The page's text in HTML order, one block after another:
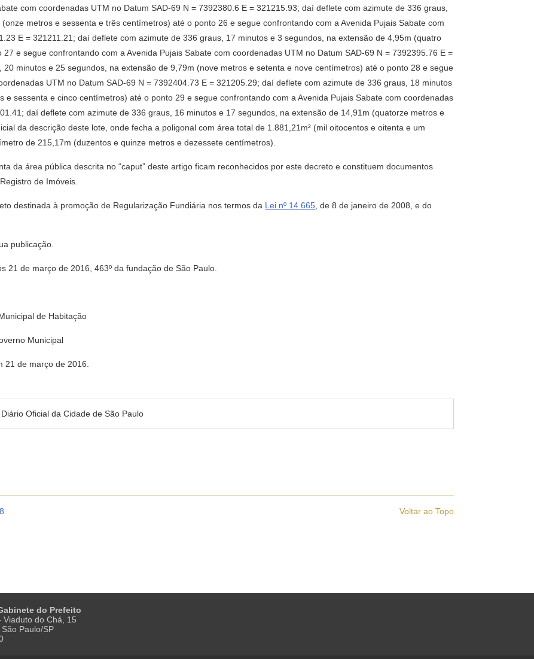
com coordenadas UTM no Datum SAD-69 N = 7392380.6 E = 321215.93; daí deflete com azimute de 336 graus,
metros e sessenta e três centímetros) até o ponto 26 e segue confrontando com a Avenida Pujais Sabate com
E = 321211.21; daí deflete com azimute de 336 graus, 17 minutos e 3 segundos, na extensão de 4,95m (quatro
e segue confrontando com a Avenida Pujais Sabate com coordenadas UTM no Datum SAD-69 N = 7392395.76 E =
minutos e 25 segundos, na extensão de 9,79m (nove metros e setenta e nove centímetros) até o ponto 28 e segue
UTM no Datum SAD-69 N = 7392404.73 E = 321205.29; daí deflete com azimute de 336 graus, 18 minutos
sessenta e cinco centímetros) até o ponto 29 e segue confrontando com a Avenida Pujais Sabate com coordenadas
daí deflete com azimute de 336 graus, 16 minutos e 17 segundos, na extensão de 14,91m (quatorze metros e
da descrição deste lote, onde fecha a poligonal com área total de 1.881,21m² (mil oitocentos e oitenta e um
de 215,17m (duzentos e quinze metros e dezessete centímetros).
da área pública descrita no “caput” deste artigo ficam reconhecidos por este decreto e constituem documentos
de Imóveis.
destinada à promoção de Regularização Fundiária nos termos da Lei nº 14.665 , de 8 de janeiro de 2008, e do
publicação.
21 de março de 2016, 463º da fundação de São Paulo.
de Habitação
Municipal
21 de março de 2016.
Oficial da Cidade de São Paulo
Voltar ao Topo
do Prefeito
Viaduto do Chá, 15
Paulo/SP